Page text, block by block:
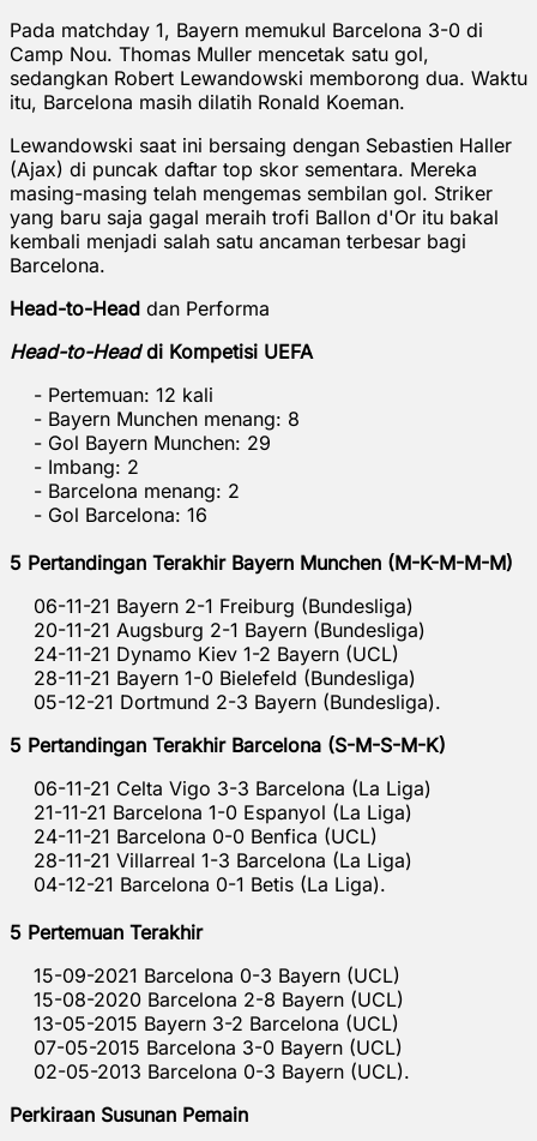
Pada matchday 1, Bayern memukul Barcelona 3-0 di
Camp Nou. Thomas Muller mencetak satu gol,
sedangkan Robert Lewandowski memborong dua. Waktu
itu, Barcelona masih dilatih Ronald Koeman.
Lewandowski saat ini bersaing dengan Sebastien Haller
(Ajax) di puncak daftar top skor sementara. Mereka
masing-masing telah mengemas sembilan gol. Striker
yang baru saja gagal meraih trofi Ballon d'Or itu bakal
kembali menjadi salah satu ancaman terbesar bagi
Barcelona.
Head-to-Head dan Performa
Head-to-Headdi Kompetisi UEFA
- Pertemuan: 12 kali
- Bayern Munchen menang: 8
- Gol Bayern Munchen: 29
- Imbang: 2
- Barcelona menang: 2
- Gol Barcelona: 16
5 Pertandingan Terakhir Bayern Munchen (M-K-M-M-M)
06-11-21 Bayern 2-1 Freiburg (Bundesliga)
20-11-21 Augsburg 2-1 Bayern (Bundesliga)
24-11-21 Dynamo Kiev 1-2 Bayern (UCL)
28-11-21 Bayern 1-0 Bielefeld (Bundesliga)
05-12-21 Dortmund 2-3 Bayern (Bundesliga).
5 Pertandingan Terakhir Barcelona (S-M-S-M-K)
06-11-21 Celta Vigo 3-3 Barcelona (La Liga)
21-11-21 Barcelona 1-0 Espanyol (La Liga)
24-11-21 Barcelona 0-0 Benfica (UCL)
28-11-21 Villarreal 1-3 Barcelona (La Liga)
04-12-21 Barcelona 0-1 Betis (La Liga).
5 Pertemuan Terakhir
15-09-2021 Barcelona 0-3 Bayern (UCL)
15-08-2020 Barcelona 2-8 Bayern (UCL)
13-05-2015 Bayern 3-2 Barcelona (UCL)
07-05-2015 Barcelona 3-0 Bayern (UCL)
02-05-2013 Barcelona 0-3 Bayern (UCL).
Perkiraan Susunan Pemain